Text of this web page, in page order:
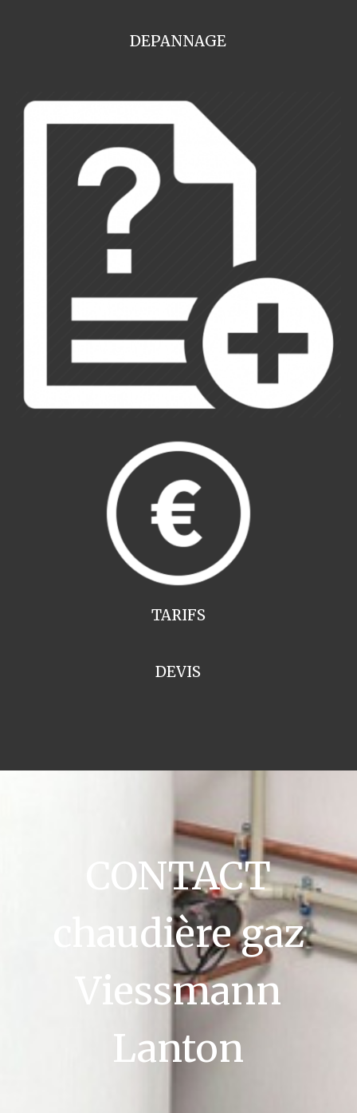
DEPANNAGE
TARIFS
DEVIS
CONTACT
chaudière gaz
Viessmann
Lanton